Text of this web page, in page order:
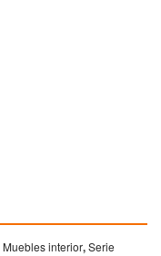
Muebles interior,Serie